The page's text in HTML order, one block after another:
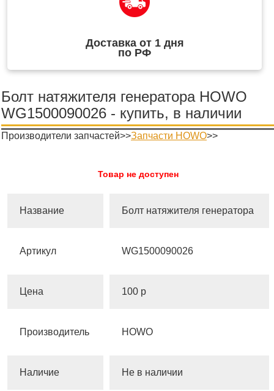
Доставка от 1 дня
по РФ
Болт натяжителя генератора HOWO
WG1500090026 - купить, в наличии
Производители запчастей>>Запчасти HOWO>>
Товар не доступен
Название Болт натяжителя генератора
Артикул WG1500090026
Цена 100 р
Производитель HOWO
Наличие Не в наличии